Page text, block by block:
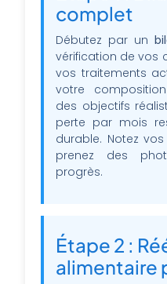
complet
Débutez par un
vérification de vos
vos traitements
votre
des objectifs
perte par mois
durable. Notez
prenez des
progrès.
Étape 2 :
alimentaire